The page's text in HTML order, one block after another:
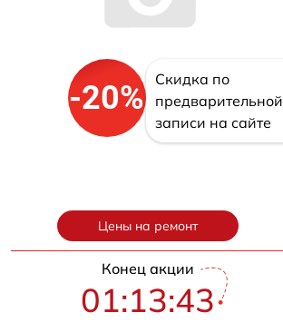
-20%
Скидка по
предварительной
записи на сайте
Цены на ремонт
Конец акции
01:13:42